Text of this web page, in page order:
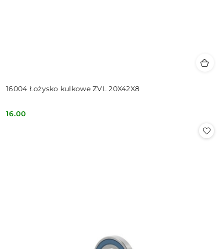
16004 Łożysko kulkowe ZVL 20X42X8
Cena:
16.00